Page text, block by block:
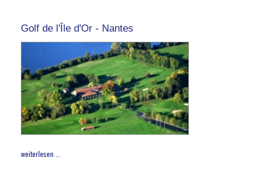
Golf de l'Île d'Or - Nantes
weiterlesen ...